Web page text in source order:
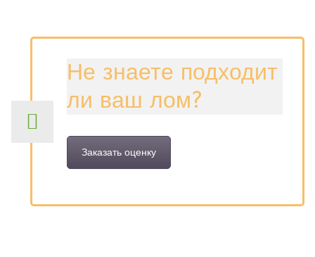
Не знаете подходит
ли ваш лом?
Заказать оценку